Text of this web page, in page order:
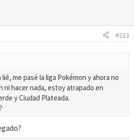
#223
me pasé la liga Pokémon y ahora no
ni hacer nada, estoy atrapado en
y Ciudad Plateada.